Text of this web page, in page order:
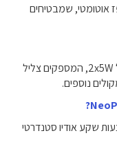
אוטומטי, שמבטיחים
המקרן מצויד בשני רמקולים סטריאו בהספק של ‎2x5W‎, המספקים צליל
שקע אודיו סטנדרטי